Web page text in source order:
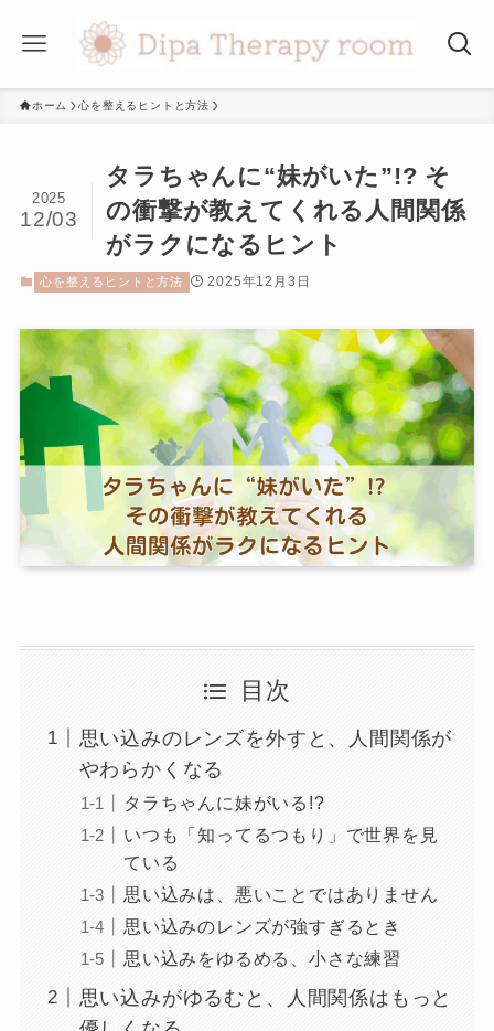
ホーム 心を整えるヒントと方法
タラちゃんに“妹がいた”!? そ
の衝撃が教えてくれる人間関係
がラクになるヒント
2025
12/03
心を整えるヒントと方法 2025年12月3日
目次
思い込みのレンズを外すと、人間関係が
やわらかくなる
タラちゃんに妹がいる!?
いつも「知ってるつもり」で世界を見
ている
思い込みは、悪いことではありません
思い込みのレンズが強すぎるとき
思い込みをゆるめる、小さな練習
思い込みがゆるむと、人間関係はもっと